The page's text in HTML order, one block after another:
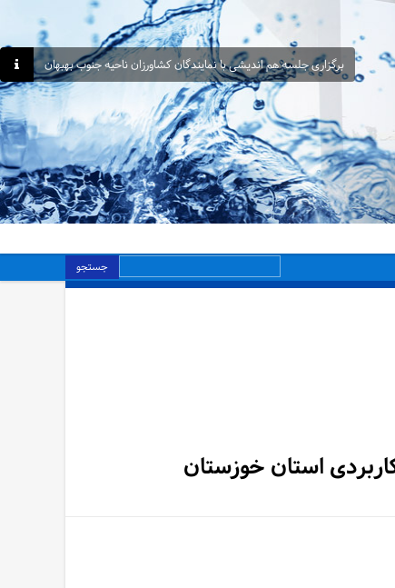
برگزاری جلسه هم اندیشی با نمایندگان کشاورزان ناحیه جنوب بهبهان
جستجو
استان خوزستان